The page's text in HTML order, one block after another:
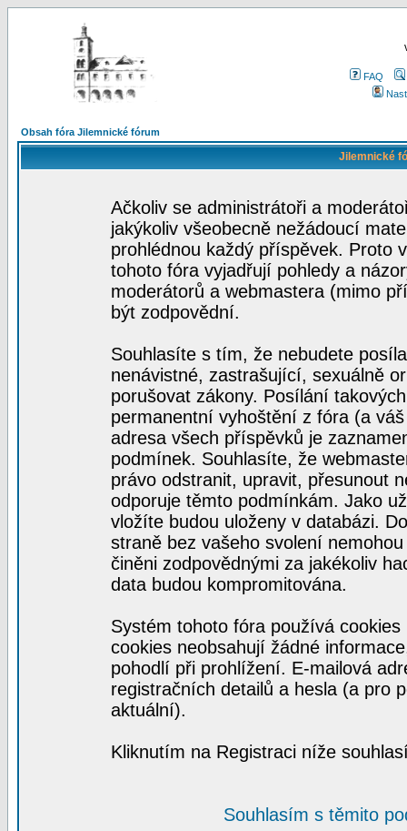
FAQ
Obsah fóra Jilemnické fórum
Jilemnické
Ačkoliv se administrátoři a
jakýkoliv všeobecně nežádoucí
prohlédnou každý příspěvek. Proto
tohoto fóra vyjadřují pohledy a
moderátorů a webmastera (mimo
být zodpovědní.
Souhlasíte s tím, že nebudete
nenávistné, zastrašující, sexuálně
porušovat zákony. Posílání
permanentní vyhoštění z fóra (a
adresa všech příspěvků je
podmínek. Souhlasíte, že
právo odstranit, upravit, přesunout
odporuje těmto podmínkám. Jako
vložíte budou uloženy v databázi.
straně bez vašeho svolení
činěni zodpovědnými za jakékoliv
data budou kompromitována.
Systém tohoto fóra používá
cookies neobsahují žádné
pohodlí při prohlížení. E-mailová
registračních detailů a hesla (a pro
aktuální).
Kliknutím na Registraci níže
Souhlasím s těmito